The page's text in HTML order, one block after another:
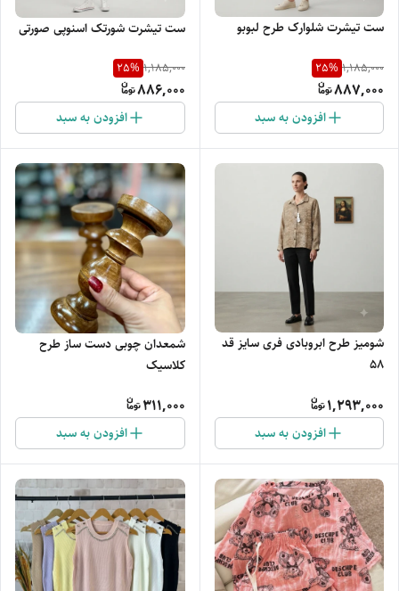
ست تیشرت شلوارک طرح لبوبو
1,185,000
25%
887,000
افزودن به سبد
ست تیشرت شورتک اسنوپی صورتی
1,185,000
25%
886,000
افزودن به سبد
شومیز طرح ابروبادی فری سایز قد
58
1,293,000
افزودن به سبد
شمعدان چوبی دست ساز طرح
کلاسیک
311,000
افزودن به سبد